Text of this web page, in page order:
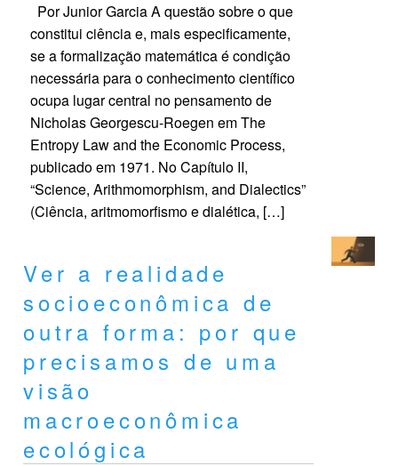
Por Junior Garcia A questão sobre o que
constitui ciência e, mais especificamente,
se a formalização matemática é condição
necessária para o conhecimento científico
ocupa lugar central no pensamento de
Nicholas Georgescu-Roegen em The
Entropy Law and the Economic Process,
publicado em 1971. No Capítulo II,
“Science, Arithmomorphism, and Dialectics”
(Ciência, aritmomorfismo e dialética, […]
Ver a realidade
socioeconômica de
outra forma: por que
precisamos de uma
visão
macroeconômica
ecológica